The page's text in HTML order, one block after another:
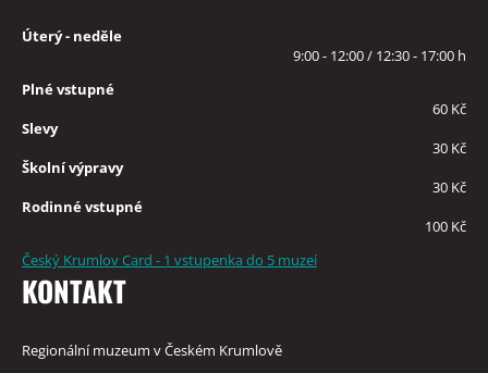
Úterý - neděle
9:00 - 12:00 / 12:30 - 17:00 h
Plné vstupné
60 Kč
Slevy
30 Kč
Školní výpravy
30 Kč
Rodinné vstupné
100 Kč
Český Krumlov Card - 1 vstupenka do 5 muzeí
KONTAKT
Regionální muzeum v Českém Krumlově